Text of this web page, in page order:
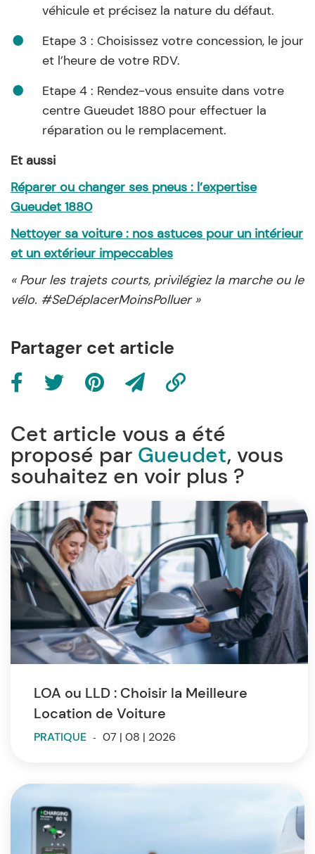
véhicule et précisez la nature du défaut.
Etape 3 : Choisissez votre concession, le jour
et l’heure de votre RDV.
Etape 4 : Rendez-vous ensuite dans votre
centre Gueudet 1880 pour effectuer la
réparation ou le remplacement.
Et aussi
Réparer ou changer ses pneus : l’expertise
Gueudet 1880
Nettoyer sa voiture : nos astuces pour un intérieur
et un extérieur impeccables
« Pour les trajets courts, privilégiez la marche ou le
vélo. #SeDéplacerMoinsPolluer »
Partager cet article
Cet article vous a été
proposé par Gueudet, vous
souhaitez en voir plus ?
LOA ou LLD : Choisir la Meilleure
Location de Voiture
PRATIQUE - 07 | 08 | 2026